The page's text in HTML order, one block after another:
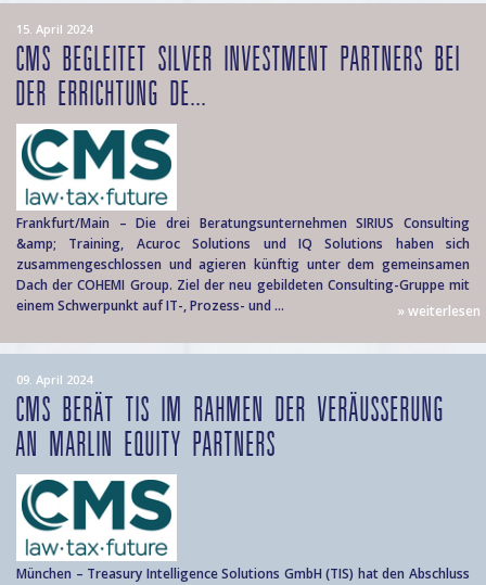
15. April 2024
CMS BEGLEITET SILVER INVESTMENT PARTNERS BEI
DER ERRICHTUNG DE...
Frankfurt/Main – Die drei Beratungsunternehmen SIRIUS Consulting
&amp; Training, Acuroc Solutions und IQ Solutions haben sich
zusammengeschlossen und agieren künftig unter dem gemeinsamen
Dach der COHEMI Group. Ziel der neu gebildeten Consulting-Gruppe mit
einem Schwerpunkt auf IT-, Prozess- und ...
» weiterlesen
09. April 2024
CMS BERÄT TIS IM RAHMEN DER VERÄUSSERUNG A
N MARLIN EQUITY PARTNERS
München – Treasury Intelligence Solutions GmbH (TIS) hat den Abschluss